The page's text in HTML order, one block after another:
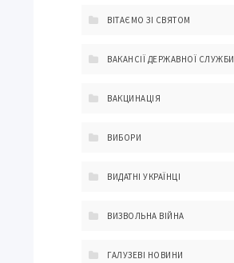
ВІТАЄМО ЗІ СВЯТОМ
ВАКАНСІЇ ДЕРЖАВНОЇ СЛУЖБИ
ВАКЦИНАЦІЯ
ВИБОРИ
ВИДАТНІ УКРАЇНЦІ
ВИЗВОЛЬНА ВІЙНА
ГАЛУЗЕВІ НОВИНИ